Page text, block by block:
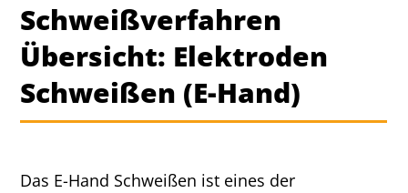
Schweißverfahren
Übersicht: Elektroden
Schweißen (E-Hand)
Das E-Hand Schweißen ist eines der